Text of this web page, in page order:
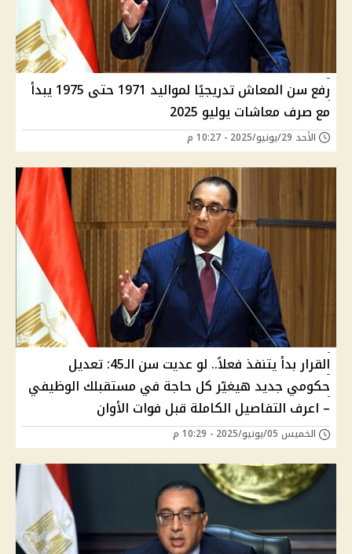
رفع سن المعاش تدريجيًا لمواليد 1971 حتى 1975 يبدأ
مع صرف معاشات يوليو 2025
الأحد 29/يونيو/2025 - 10:27 م
القرار بدأ يتنفذ فعلاً.. لو عديت سن الـ45: تعديل
حكومي جديد هيغيّر كل حاجة في مستقبلك الوظيفي
– اعرف التفاصيل الكاملة قبل فوات الأوان
الخميس 05/يونيو/2025 - 10:29 م